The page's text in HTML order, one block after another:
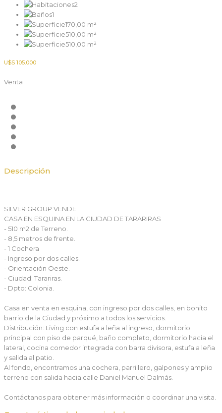
2
1
170,00 m²
510,00 m²
510,00 m²
U$S 105.000
Venta
Descripción
SILVER GROUP VENDE
CASA EN ESQUINA EN LA CIUDAD DE TARARIRAS
- 510 m2 de Terreno.
- 8,5 metros de frente.
- 1 Cochera
- Ingreso por dos calles.
- Orientación Oeste.
- Ciudad: Tarariras.
- Dpto: Colonia.
Casa en venta en esquina, con ingreso por dos calles, en bonito
barrio de la Ciudad y próximo a todos los servicios.
Distribución: Living con estufa a leña al ingreso, dormitorio
principal con piso de parqué, baño completo, dormitorio hacia el
lateral, cocina comedor integrada con barra divisora, estufa a leña
y salida al patio.
Al fondo, encontramos una cochera, parrillero, galpones y amplio
terreno con salida hacia calle Daniel Manuel Dalmás.
Contáctanos para obtener más información o coordinar una visita.